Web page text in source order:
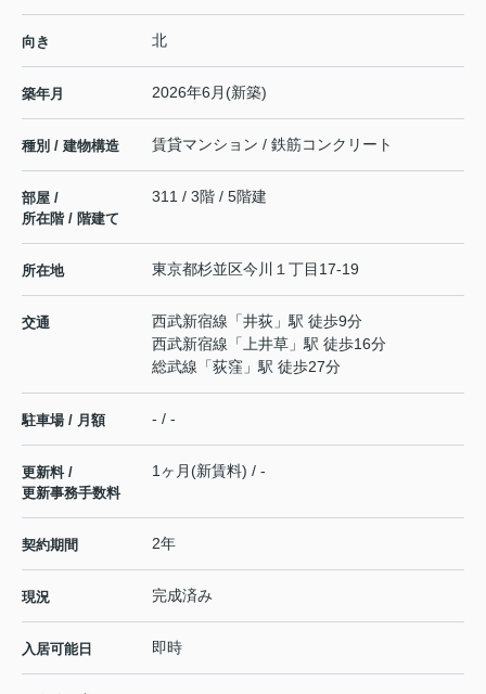
向き 北
築年月 2026年6月(新築)
種別 / 建物構造 賃貸マンション / 鉄筋コンクリート
部屋 /
所在階 / 階建て
311 / 3階 / 5階建
所在地 東京都杉並区今川 １丁目17-19
交通 西武新宿線 「井荻 」駅 徒歩9分
西武新宿線 「 上井草 」駅 徒歩16分
総武線 「荻窪 」駅 徒歩27分
駐車場 / 月額 - / -
更新料 /
更新事務手数料
1ヶ月(新賃料) / -
契約期間 2年
現況 完成済み
入居可能日 即時